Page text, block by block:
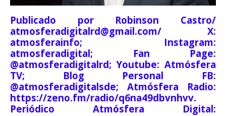
Publicado por Robinson Castro/
atmosferadigitalrd@gmail.com/ X:
atmosferainfo; Instagram:
atmosferadigital; Fan Page:
@atmosferadigitalrd; Youtube: Atmósfera
TV; Blog Personal FB:
@atmosferadigitalsde; Atmósfera Radio:
https://zeno.fm/radio/q6na49dbvnhvv.
Periódico Atmósfera Digital: